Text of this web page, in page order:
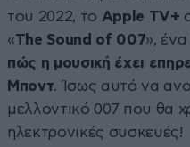
του 2022, το Apple TV+
«The Sound of 007», ένα
πώς η μουσική έχει
Μποντ. Ίσως αυτό να
μελλοντικό 007 που θα
ηλεκτρονικές συσκευές!